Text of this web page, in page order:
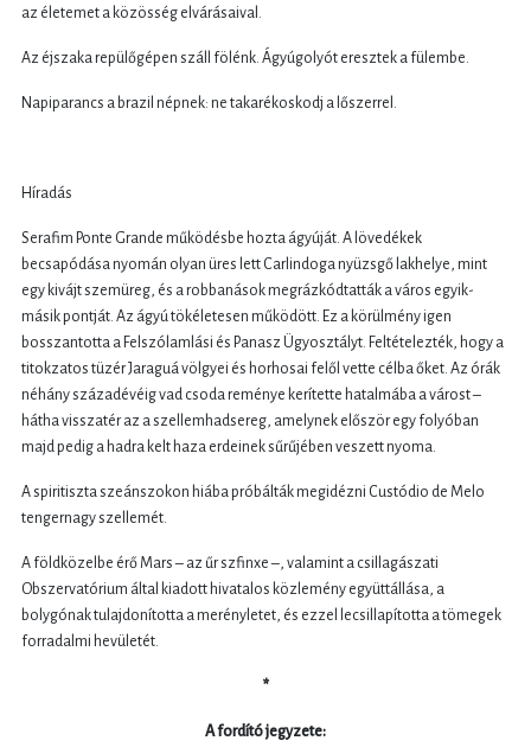
az életemet a közösség elvárásaival.
Az éjszaka repülőgépen száll fölénk. Ágyúgolyót eresztek a fülembe.
Napiparancs a brazil népnek: ne takarékoskodj a lőszerrel.
Híradás
Serafim Ponte Grande működésbe hozta ágyúját. A lövedékek
becsapódása nyomán olyan üres lett Carlindoga nyüzsgő lakhelye, mint
egy kivájt szemüreg, és a robbanások megrázkódtatták a város egyik-
másik pontját. Az ágyú tökéletesen működött. Ez a körülmény igen
bosszantotta a Felszólamlási és Panasz Ügyosztályt. Feltételezték, hogy a
titokzatos tüzér Jaraguá völgyei és horhosai felől vette célba őket. Az órák
néhány századévéig vad csoda reménye kerítette hatalmába a várost –
hátha visszatér az a szellemhadsereg, amelynek először egy folyóban
majd pedig a hadra kelt haza erdeinek sűrűjében veszett nyoma.
A spiritiszta szeánszokon hiába próbálták megidézni Custódio de Melo
tengernagy szellemét.
A földközelbe érő Mars – az űr szfinxe –, valamint a csillagászati
Obszervatórium által kiadott hivatalos közlemény együttállása, a
bolygónak tulajdonította a merényletet, és ezzel lecsillapította a tömegek
forradalmi hevületét.
*
A fordító jegyzete: